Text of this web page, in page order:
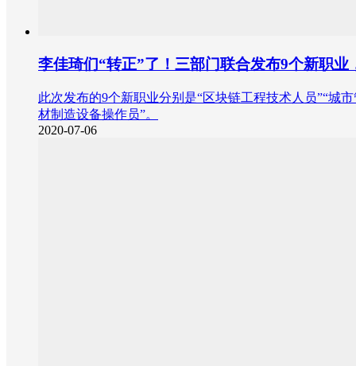
李佳琦们“转正”了！三部门联合发布9个新职业
此次发布的9个新职业分别是“区块链工程技术人员”“城
材制造设备操作员”。
2020-07-06